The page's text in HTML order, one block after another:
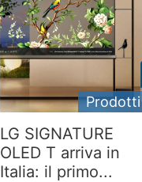
Prodotti
LG SIGNATURE
OLED T arriva in
Italia: il primo...